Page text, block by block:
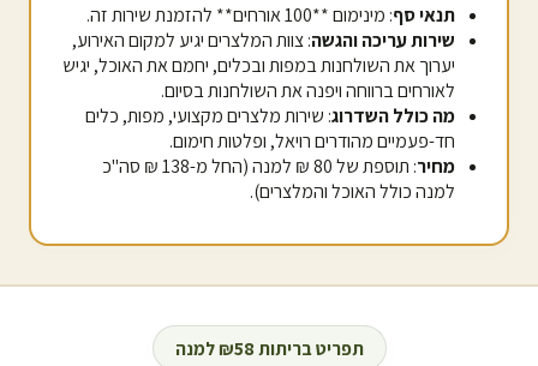
תנאי סף: מינימום **100 אורחים** להזמנת שירות זה.
שירות עריכה והגשה: צוות המלצרים יגיע למקום האירוע,
יערוך את השולחנות במפות ובכלים, יחמם את האוכל, יגיש
לאורחים ברווחה ויפנה את השולחנות בסיום.
מה כולל השדרוג: שירות מלצרים מקצועי, מפות, כלים
חד-פעמיים מהודרים רויאל, ופלטות חימום.
מחיר
: תוספת של 80 ₪ למנה (החל מ-138 ₪ סה"כ
למנה כולל האוכל והמלצרים).
תפריט בריתות ₪58 למנה